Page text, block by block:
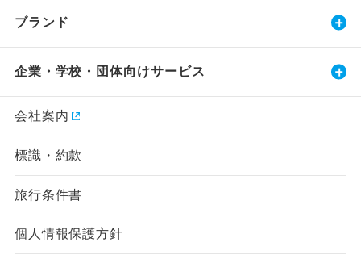
ブランド
企業・学校・団体向けサービス
会社案内
標識・約款
旅行条件書
個人情報保護方針